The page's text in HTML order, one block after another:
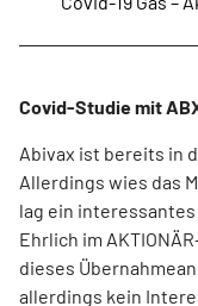
Covid-Studie mit
Abivax ist bereits in
Allerdings wies das
lag ein
Ehrlich im
dieses
allerdings kein